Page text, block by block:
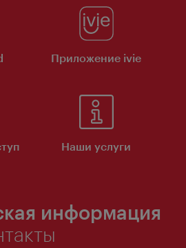
Приложение ivie
Наши услуги
информация